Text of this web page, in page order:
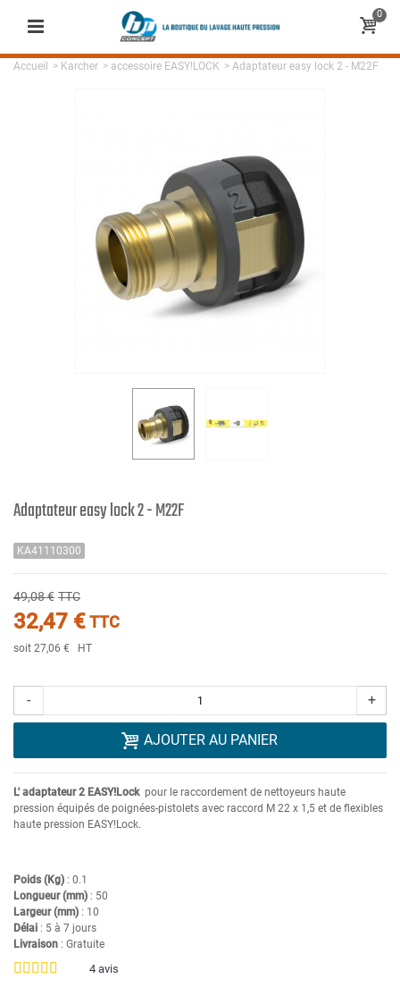
0
Accueil > Karcher > accessoire EASY!LOCK > Adaptateur easy lock 2 - M22F
Adaptateur easy lock 2 - M22F
KA41110300
49,08 € TTC
32,47 €TTC
soit 27,06 € HT
- +
AJOUTER AU PANIER
L' adaptateur 2 EASY!Lock pour le raccordement de nettoyeurs haute
pression équipés de poignées-pistolets avec raccord M 22 x 1,5 et de flexibles
haute pression EASY!Lock.
Poids (Kg) : 0.1
Longueur (mm) : 50
Largeur (mm) : 10
Délai : 5 à 7 jours
Livraison : Gratuite
4 avis